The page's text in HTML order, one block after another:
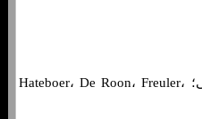
گولینی; تولوی، رومرو، جیمسیتی؛ Hateboer، De Roon، Freuler،